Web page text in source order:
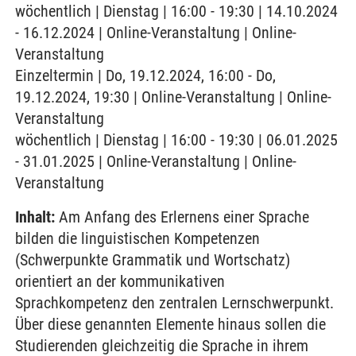
wöchentlich | Dienstag | 16:00 - 19:30 | 14.10.2024
- 16.12.2024 | Online-Veranstaltung | Online-
Veranstaltung
Einzeltermin | Do, 19.12.2024, 16:00 - Do,
19.12.2024, 19:30 | Online-Veranstaltung | Online-
Veranstaltung
wöchentlich | Dienstag | 16:00 - 19:30 | 06.01.2025
- 31.01.2025 | Online-Veranstaltung | Online-
Veranstaltung
Inhalt: Am Anfang des Erlernens einer Sprache
bilden die linguistischen Kompetenzen
(Schwerpunkte Grammatik und Wortschatz)
orientiert an der kommunikativen
Sprachkompetenz den zentralen Lernschwerpunkt.
Über diese genannten Elemente hinaus sollen die
Studierenden gleichzeitig die Sprache in ihrem